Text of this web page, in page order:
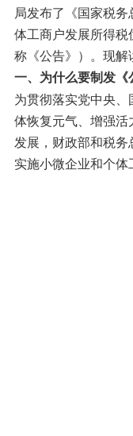
局发布了《国家税
体工商户发展所得
称《公告》）。现解
一、为什么要制发《
为贯彻落实党中央
体恢复元气、增强
发展，财政部和税
实施小微企业和个